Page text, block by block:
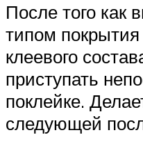
После того как
типом
клеевого
приступать
поклейке.
следующей